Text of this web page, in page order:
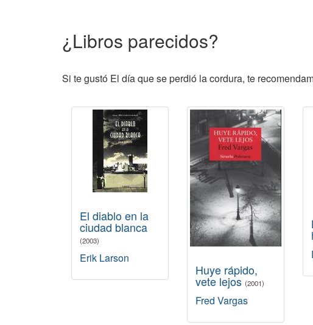
¿Libros parecidos?
Si te gustó El día que se perdió la cordura, te
El diablo en la
ciudad blanca
(2003)
Erik Larson
Huye rápido,
vete lejos (2001)
Fred Vargas